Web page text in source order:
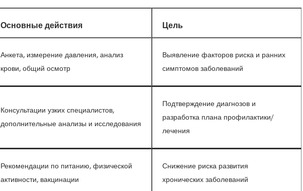
Основные действия Цель
Анкета, измерение давления, анализ
крови, общий осмотр
Выявление факторов риска и ранних
симптомов заболеваний
Консультации узких специалистов,
дополнительные анализы и исследования
Подтверждение диагнозов и
разработка плана профилактики/
лечения
Рекомендации по питанию, физической
активности, вакцинации
Снижение риска развития
хронических заболеваний